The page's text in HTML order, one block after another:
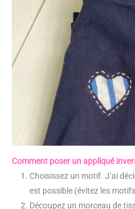
Comment poser un appliqué
Choisissez un motif. J’ai
est possible (évitez les
Découpez un morceau de